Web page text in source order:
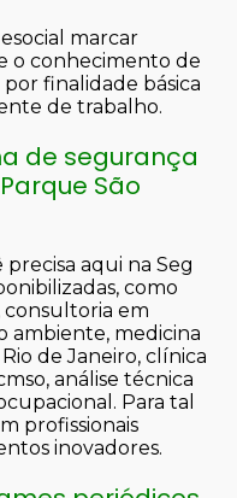
marcar
o conhecimento de
finalidade básica
de trabalho.
de segurança
São
aqui na Seg
como
consultoria em
ambiente, medicina
de Janeiro, clínica
análise técnica
Para tal
profissionais
inovadores.